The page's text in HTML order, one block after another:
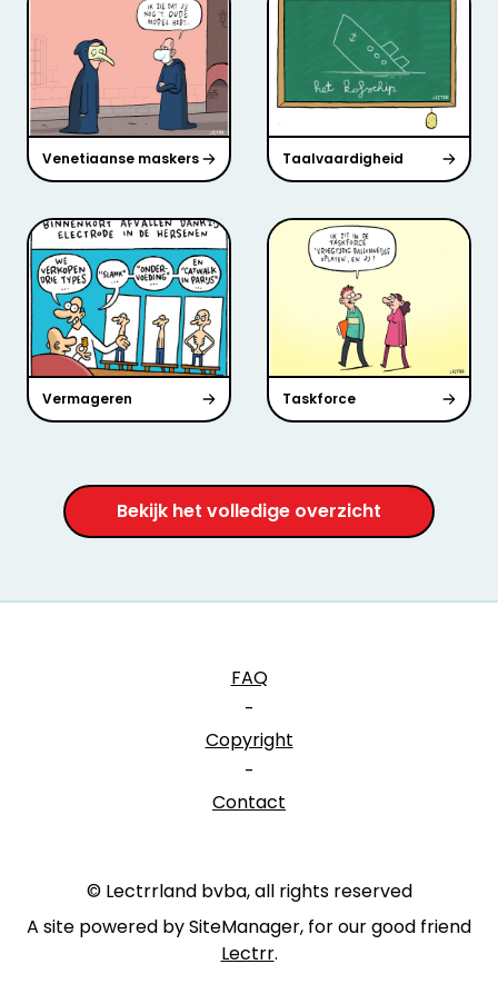
Venetiaanse maskers Taalvaardigheid
Vermageren Taskforce
Bekijk het volledige overzicht
FAQ
-
Copyright
-
Contact
© Lectrrland bvba, all rights reserved
A site powered by SiteManager, for our good friend
Lectrr.